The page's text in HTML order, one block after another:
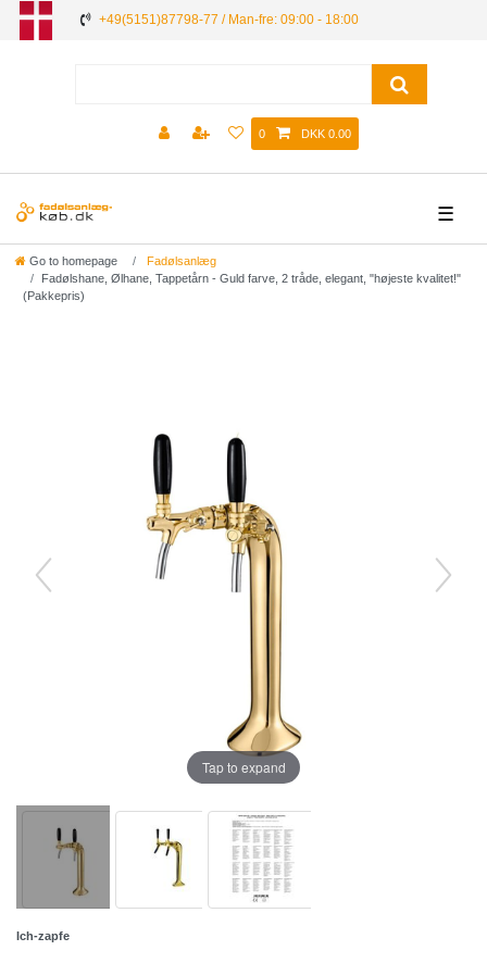
+49(5151)87798-77 / Man-fre: 09:00 - 18:00
0 DKK 0.00
☰
Go to homepage
Fadølsanlæg
Fadølshane, Ølhane, Tappetårn - Guld farve, 2 tråde, elegant, "højeste kvalitet!"
(Pakkepris)
Tap to expand
Ich-zapfe